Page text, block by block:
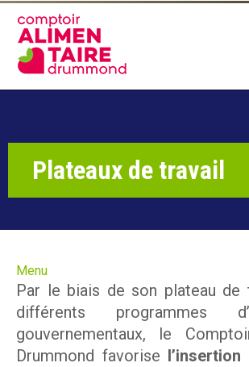
Aller
contenu
principal
C
o
p
o
i
A
Plateaux de travail
Menu
À propos
Par le biais de son plateau de
différents programmes
gouvernementaux, le
Drummond favorise